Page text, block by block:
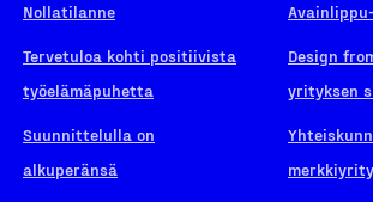
Nollatilanne
Tervetuloa kohti positiivista
työelämäpuhetta
Suunnittelulla on
alkuperänsä
Design
yrityksen